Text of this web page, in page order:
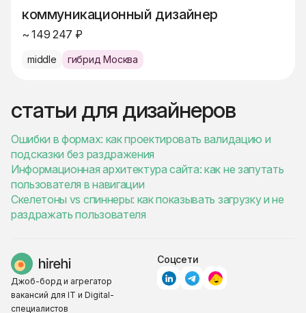
коммуникационный дизайнер
~ 149 247 ₽
middle гибрид Москва
статьи для дизайнеров
Ошибки в формах: как проектировать валидацию и
подсказки без раздражения
Информационная архитектура сайта: как не запутать
пользователя в навигации
Скелетоны vs спиннеры: как показывать загрузку и не
раздражать пользователя
Джоб-борд и агрегатор
вакансий для IT и Digital-
специалистов
Соцсети